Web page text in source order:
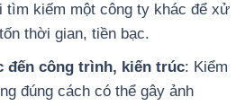
tìm kiếm một công ty khác để xử
thời gian, tiền bạc.
đến công trình, kiến trúc: Kiểm
đúng cách có thể gây ảnh